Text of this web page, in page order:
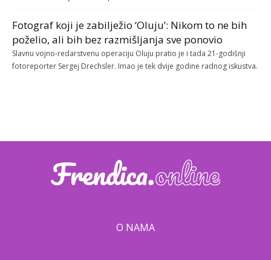
Fotograf koji je zabilježio ‘Oluju’: Nikom to ne bih
poželio, ali bih bez razmišljanja sve ponovio
Slavnu vojno-redarstvenu operaciju Oluju pratio je i tada 21-godišnji
fotoreporter Sergej Drechsler. Imao je tek dvije godine radnog iskustva.
O NAMA